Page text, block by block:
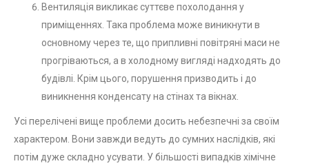
Вентиляція викликає суттєве похолодання у
приміщеннях. Така проблема може виникнути в
основному через те, що припливні повітряні маси не
прогріваються, а в холодному вигляді надходять до
будівлі. Крім цього, порушення призводить і до
виникнення конденсату на стінах та вікнах.
Усі перелічені вище проблеми досить небезпечні за своїм
характером. Вони завжди ведуть до сумних наслідків, які
потім дуже складно усувати. У більшості випадків хімічне